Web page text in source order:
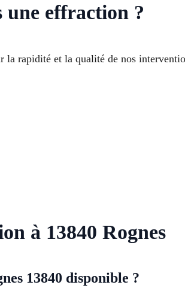
une effraction ?
la rapidité et la qualité de nos
à 13840 Rognes
13840 disponible ?